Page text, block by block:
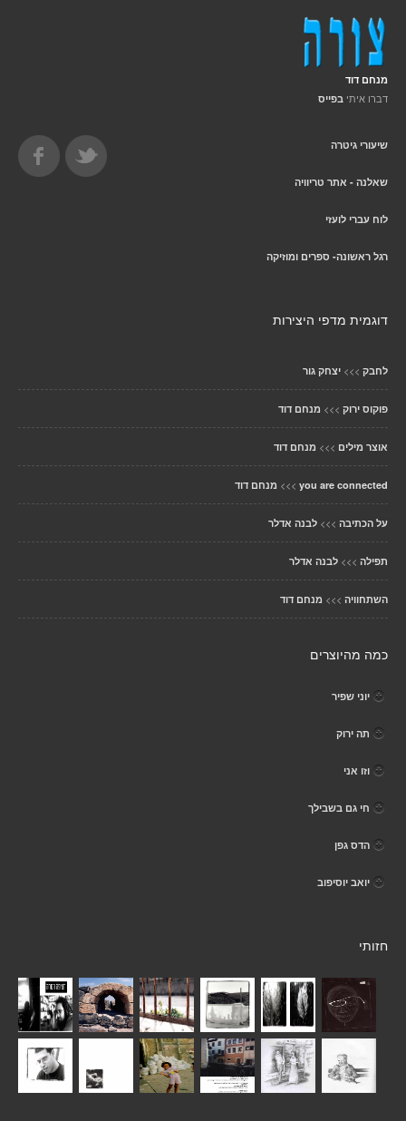
מנחם דוד
דברו איתי בפייס
שיעורי גיטרה
שאלנה - אתר טריוויה
לוח עברי לועזי
רגל ראשונה- ספרים ומוזיקה
דוגמית מדפי היצירות
לחבק >>> יצחק גור
פוקוס ירוק >>> מנחם דוד
אוצר מילים >>> מנחם דוד
you are connected
>>> מנחם דוד
על הכתיבה >>> לבנה אדלר
תפילה >>> לבנה אדלר
השתחוויה >>> מנחם דוד
כמה מהיוצרים
יוני שפיר
תה ירוק
וזו אני
חי גם בשבילך
הדס גפן
יואב יוסיפוב
חזותי